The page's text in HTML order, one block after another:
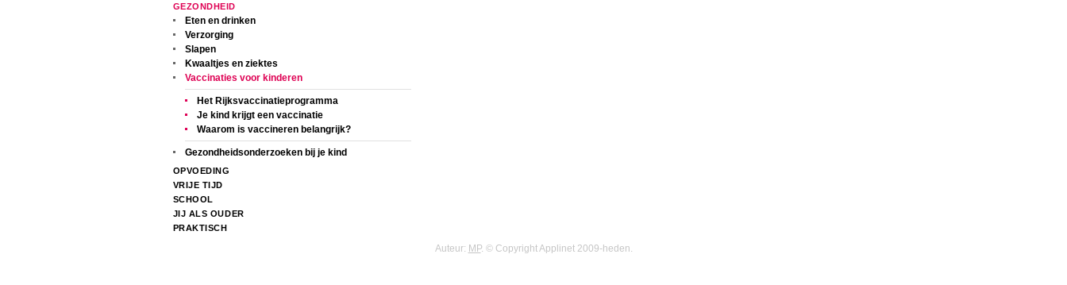
GEZONDHEID
Eten en drinken
Verzorging
Slapen
Kwaaltjes en ziektes
Vaccinaties voor kinderen
Het Rijksvaccinatieprogramma
Je kind krijgt een vaccinatie
Waarom is vaccineren belangrijk?
Gezondheidsonderzoeken bij je kind
OPVOEDING
VRIJE TIJD
SCHOOL
JIJ ALS OUDER
PRAKTISCH
Auteur: MP. © Copyright Applinet 2009-heden.